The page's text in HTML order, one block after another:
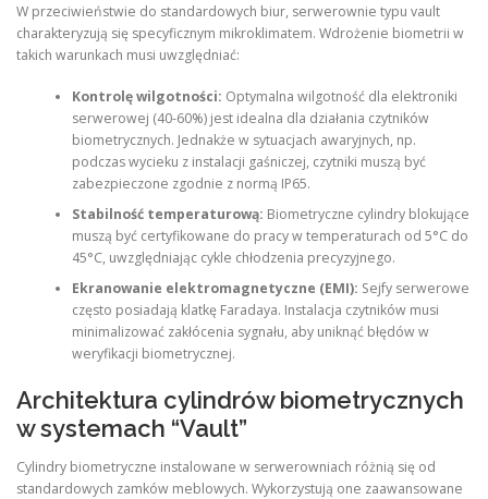
W przeciwieństwie do standardowych biur, serwerownie typu vault
charakteryzują się specyficznym mikroklimatem. Wdrożenie biometrii w
takich warunkach musi uwzględniać:
Kontrolę wilgotności: Optymalna wilgotność dla elektroniki
serwerowej (40-60%) jest idealna dla działania czytników
biometrycznych. Jednakże w sytuacjach awaryjnych, np.
podczas wycieku z instalacji gaśniczej, czytniki muszą być
zabezpieczone zgodnie z normą IP65.
Stabilność temperaturową: Biometryczne cylindry blokujące
muszą być certyfikowane do pracy w temperaturach od 5°C do
45°C, uwzględniając cykle chłodzenia precyzyjnego.
Ekranowanie elektromagnetyczne (EMI): Sejfy serwerowe
często posiadają klatkę Faradaya. Instalacja czytników musi
minimalizować zakłócenia sygnału, aby uniknąć błędów w
weryfikacji biometrycznej.
Architektura cylindrów biometrycznych
w systemach “Vault”
Cylindry biometryczne instalowane w serwerowniach różnią się od
standardowych zamków meblowych. Wykorzystują one zaawansowane